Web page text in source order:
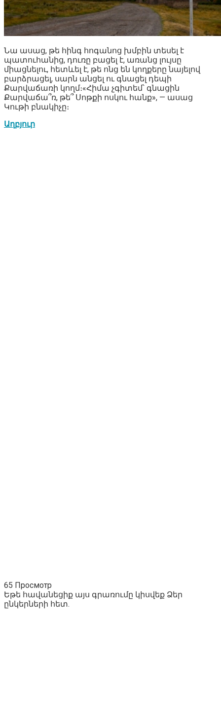
Նա ասաց, թե հինգ հոգանոց խմբին տեսել է
պատուհանից, դուռը բացել է, առանց լույսը
միացնելու, հետևել է, թե ոնց են կողքերը նայելով
բարձրացել, սարն անցել ու գնացել դեպի
Քարվաճառի կողմ։«Հիմա չգիտեմ՝ գնացին
Քարվաճա՞ռ, թե՞ Սոթքի ոսկու հանք», — ասաց
Կութի բնակիչը։
Աղբյուր
65 Просмотр
Եթե հավանեցիք այս գրառումը կիսվեք Ձեր
ընկերների հետ.